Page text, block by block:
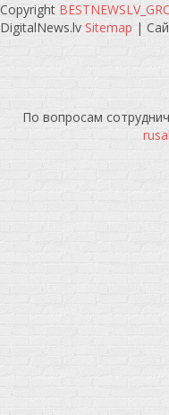
Copyright
DigitalNews.lv Sitemap |
По вопросам